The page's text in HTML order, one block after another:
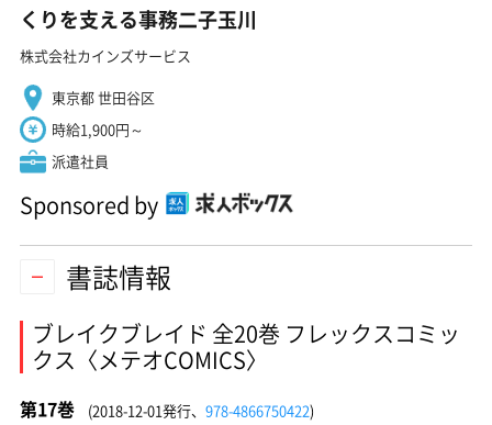
くりを支える事務二子玉川
株式会社カインズサービス
東京都 世田谷区
時給1,900円～
派遣社員
Sponsored by
書誌情報
ブレイクブレイド 全20巻 フレックスコミッ
クス〈メテオCOMICS〉
第17巻 (2018-12-01発行、 978-4866750422)